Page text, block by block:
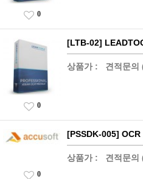
0
[LTB-02]
상품가 : 견적문의
0
[PSSDK-005]
상품가 : 견적문의
0